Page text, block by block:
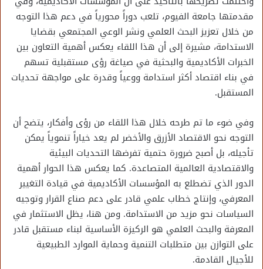
مقدمتها جامعة الفيوم، تلعب دوراً محورياً في دعم هذا التوجه
من خلال تعزيز البحث العلمي ونشر الوعي المجتمعي بقضايا
الاستدامة، مشيرة إلى أن هذا اللقاء يعكس أهمية التعاون بين
الخبرات الأكاديمية والبحثية في صياغة رؤى مستقبلية تسهم
في بناء اقتصاد أكثر استدامة ووعياً وقدرة على مواجهة تحديات
المستقبل.
وفي ضوء ما تم طرحه خلال هذا اللقاء من رؤى وأفكار، يتضح أن
التوجه نحو الاقتصاد الأزرق والأخضر لم يعد خياراً تنموياً يمكن
تأجيله، بل أصبح ضرورة حتمية تفرضها التحديات البيئية
والاقتصادية العالمية المتصاعدة. كما يعكس هذا الحوار أهمية
الدور الذي تضطلع به المؤسسات الأكاديمية في قيادة التغيير
المعرفي، وإنتاج خطاب علمي قادر على دعم صناع القرار وتوجيه
السياسات نحو مزيد من الاستدامة. ومن هنا، يظل الاستثمار في
المعرفة والبحث العلمي هو الركيزة الأساسية لبناء مستقبل قادر
على التوازن بين متطلبات التنمية وحماية الموارد الطبيعية
للأجيال القادمة.